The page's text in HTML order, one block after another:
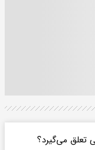
تعلق می‌گیرد؟